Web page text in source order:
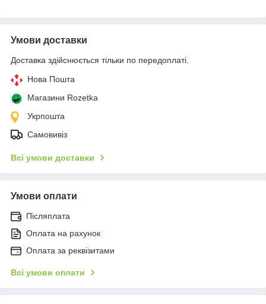
Умови доставки
Доставка здійснюється тільки по передоплаті.
Нова Пошта
Магазини Rozetka
Укрпошта
Самовивіз
Всі умови доставки
Умови оплати
Післяплата
Оплата на рахунок
Оплата за реквізитами
Всі умови оплати